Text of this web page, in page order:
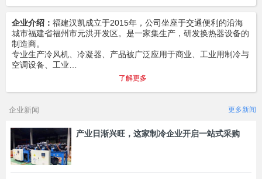
企业介绍： 福建汉凯成立于2015年，公司坐座于交通便利的沿海
城市福建省福州市元洪开发区。是一家集生产，研发换热器设备的
制造商。
专业生产冷风机、冷凝器、产品被广泛应用于商业、工业用制冷与
空调设备、工业…
了解更多
企业新闻 更多新闻
产业日渐兴旺，这家制冷企业开启一站式采购